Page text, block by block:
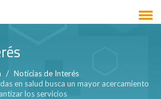
Noticias de Interés
en salud busca un mayor acercamiento
los servicios